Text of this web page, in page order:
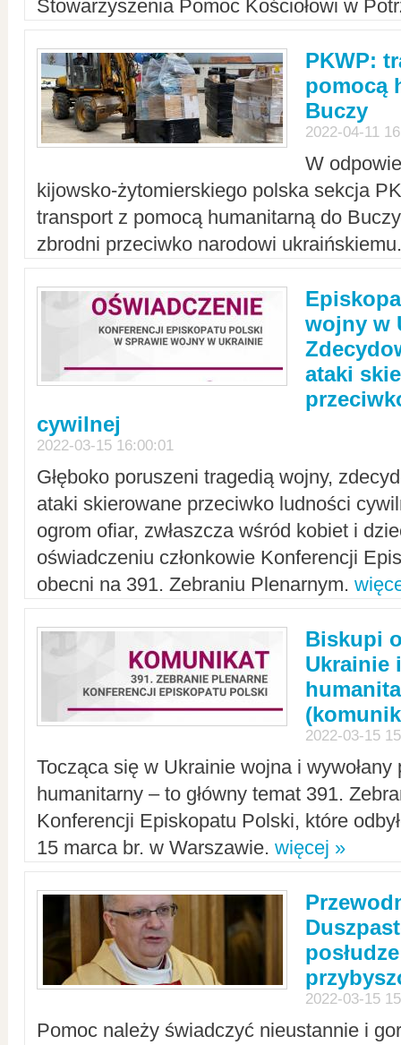
Stowarzyszenia Pomoc Kościołowi w
PKWP:
pomocą
Buczy
2022-04-11
W
kijowsko-żytomierskiego polska sekcja
transport z pomocą humanitarną do
zbrodni przeciwko narodowi
wojny w
ataki
cywilnej
2022-03-15 16:00:01
Głęboko poruszeni tragedią wojny,
ataki skierowane przeciwko ludności
ogrom ofiar, zwłaszcza wśród kobiet i
oświadczeniu członkowie Konferencji
obecni na 391. Zebraniu Plenarnym.
Biskupi
Ukrainie
2022-03-15
Tocząca się w Ukrainie wojna i
humanitarny – to główny temat 391.
Konferencji Episkopatu Polski, które
15 marca br. w Warszawie. więcej »
2022-03-15
Pomoc należy świadczyć nieustannie i